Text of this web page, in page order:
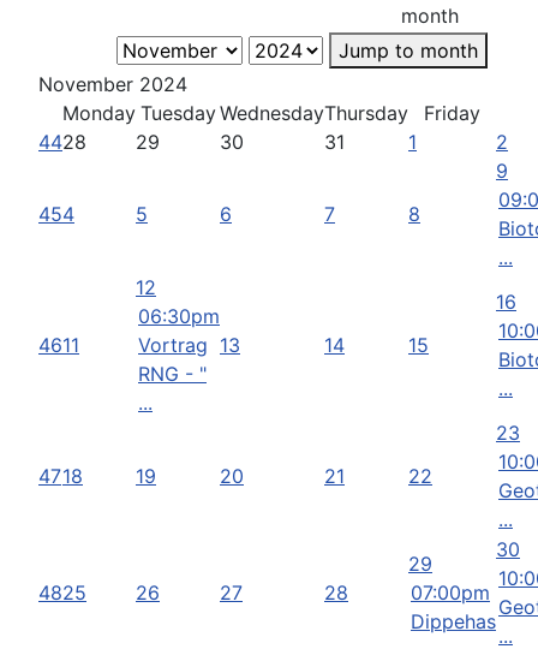
month
Jump to month
November 2024
Monday TuesdayWednesdayThursday
Friday
4428 29 30 31 1 2
454 5 6 7 8
9
...
4611
12
06:30pm
Vortrag
RNG - "
...
13 14 15
16
...
4718 19 20 21 22
23
...
4825 26 27 28
29
07:00pm
Dippehas
30
...